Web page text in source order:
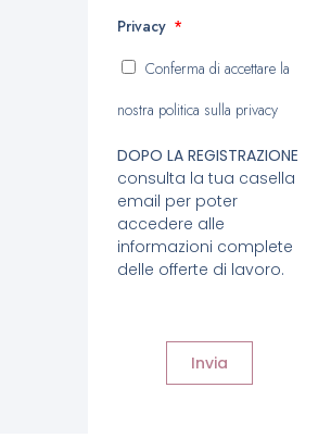
Privacy
Conferma di accettare la
nostra politica sulla privacy
DOPO LA REGISTRAZIONE
consulta la tua casella
email per poter
accedere alle
informazioni complete
delle offerte di lavoro.
Invia